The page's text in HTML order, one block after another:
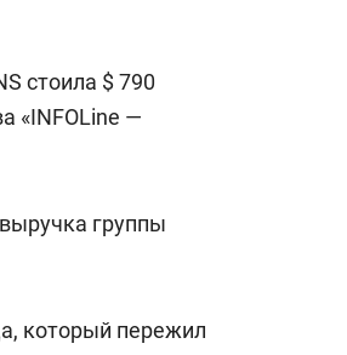
стоила $ 790
«INFOLine —
группы
который пережил